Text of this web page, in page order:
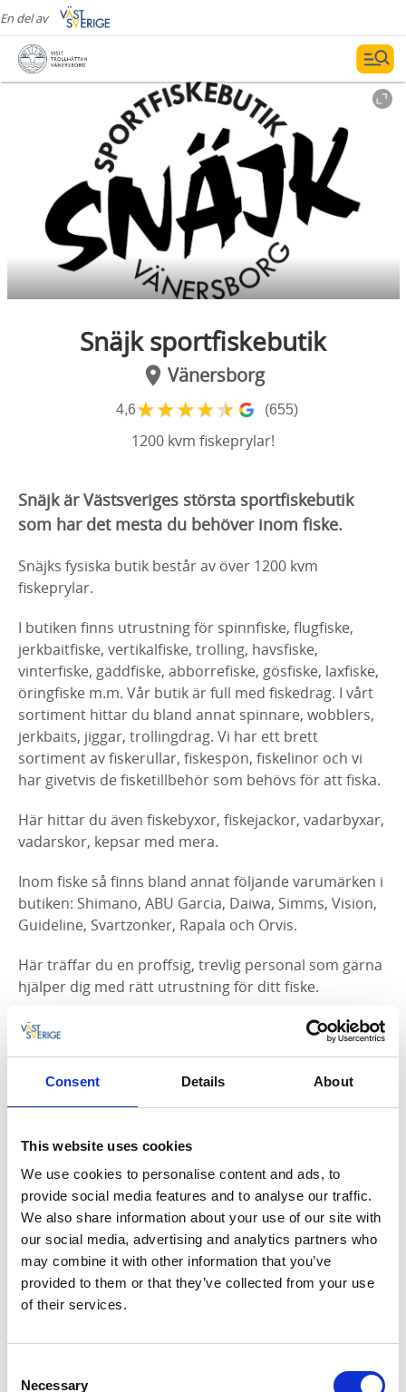
Consent Details About
This website uses cookies
We use cookies to personalise content and ads, to
provide social media features and to analyse our traffic.
We also share information about your use of our site with
our social media, advertising and analytics partners who
may combine it with other information that you’ve
provided to them or that they’ve collected from your use
of their services.
Selection
Necessary
En del av
Snäjk sportfiskebutik
Vänersborg
4,6★★★★★ (655)
1200 kvm fiskeprylar!
Snäjk är Västsveriges största sportfiskebutik
som har det mesta du behöver inom fiske.
Snäjks fysiska butik består av över 1200 kvm
fiskeprylar.
I butiken finns utrustning för spinnfiske, flugfiske,
jerkbaitfiske, vertikalfiske, trolling, havsfiske,
vinterfiske, gäddfiske, abborrefiske, gösfiske, laxfiske,
öringfiske m.m. Vår butik är full med fiskedrag. I vårt
sortiment hittar du bland annat spinnare, wobblers,
jerkbaits, jiggar, trollingdrag. Vi har ett brett
sortiment av fiskerullar, fiskespön, fiskelinor och vi
har givetvis de fisketillbehör som behövs för att fiska.
Här hittar du även fiskebyxor, fiskejackor, vadarbyxar,
vadarskor, kepsar med mera.
Inom fiske så finns bland annat följande varumärken i
butiken: Shimano, ABU Garcia, Daiwa, Simms, Vision,
Guideline, Svartzonker, Rapala och Orvis.
Här träffar du en proffsig, trevlig personal som gärna
hjälper dig med rätt utrustning för ditt fiske.
Självklart kan vi även tipsa om vart och hur du ska
Lär känna oss mer och få de senaste uppdateringarna
på vår Facebook.